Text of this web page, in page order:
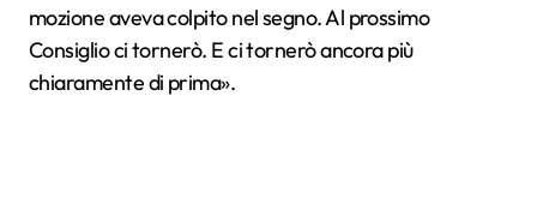
mozione aveva colpito nel segno. Al prossimo
Consiglio ci tornerò. E ci tornerò ancora più
chiaramente di prima».